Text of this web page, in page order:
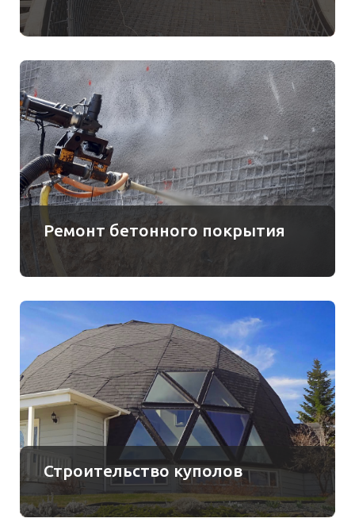
Ремонт бетонного покрытия
Строительство куполов